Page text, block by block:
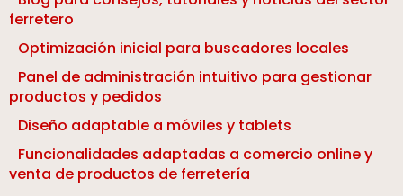
ferretero
Optimización inicial para buscadores locales
Panel de administración intuitivo para gestionar
productos y pedidos
Diseño adaptable a móviles y tablets
Funcionalidades adaptadas a comercio online y
venta de productos de ferretería